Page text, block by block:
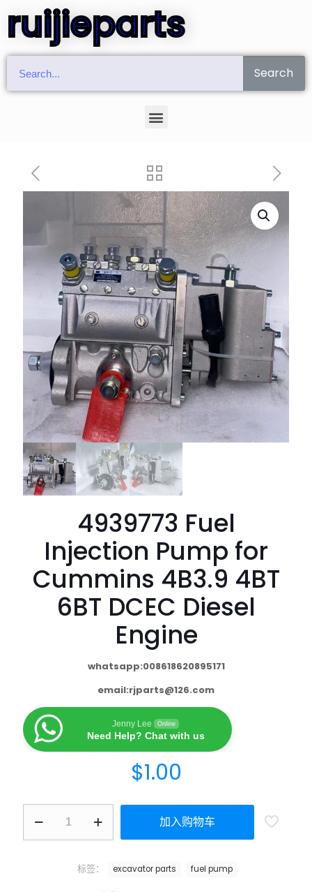
ruijieparts
Search
4939773 Fuel
Injection Pump for
Cummins 4B3.9 4BT
6BT DCEC Diesel
Engine
whatsapp:008618620895171
email:rjparts@126.com
Jenny Lee Online
Need Help? Chat with us
$1.00
加入购物车
标签： excavator parts fuel pump